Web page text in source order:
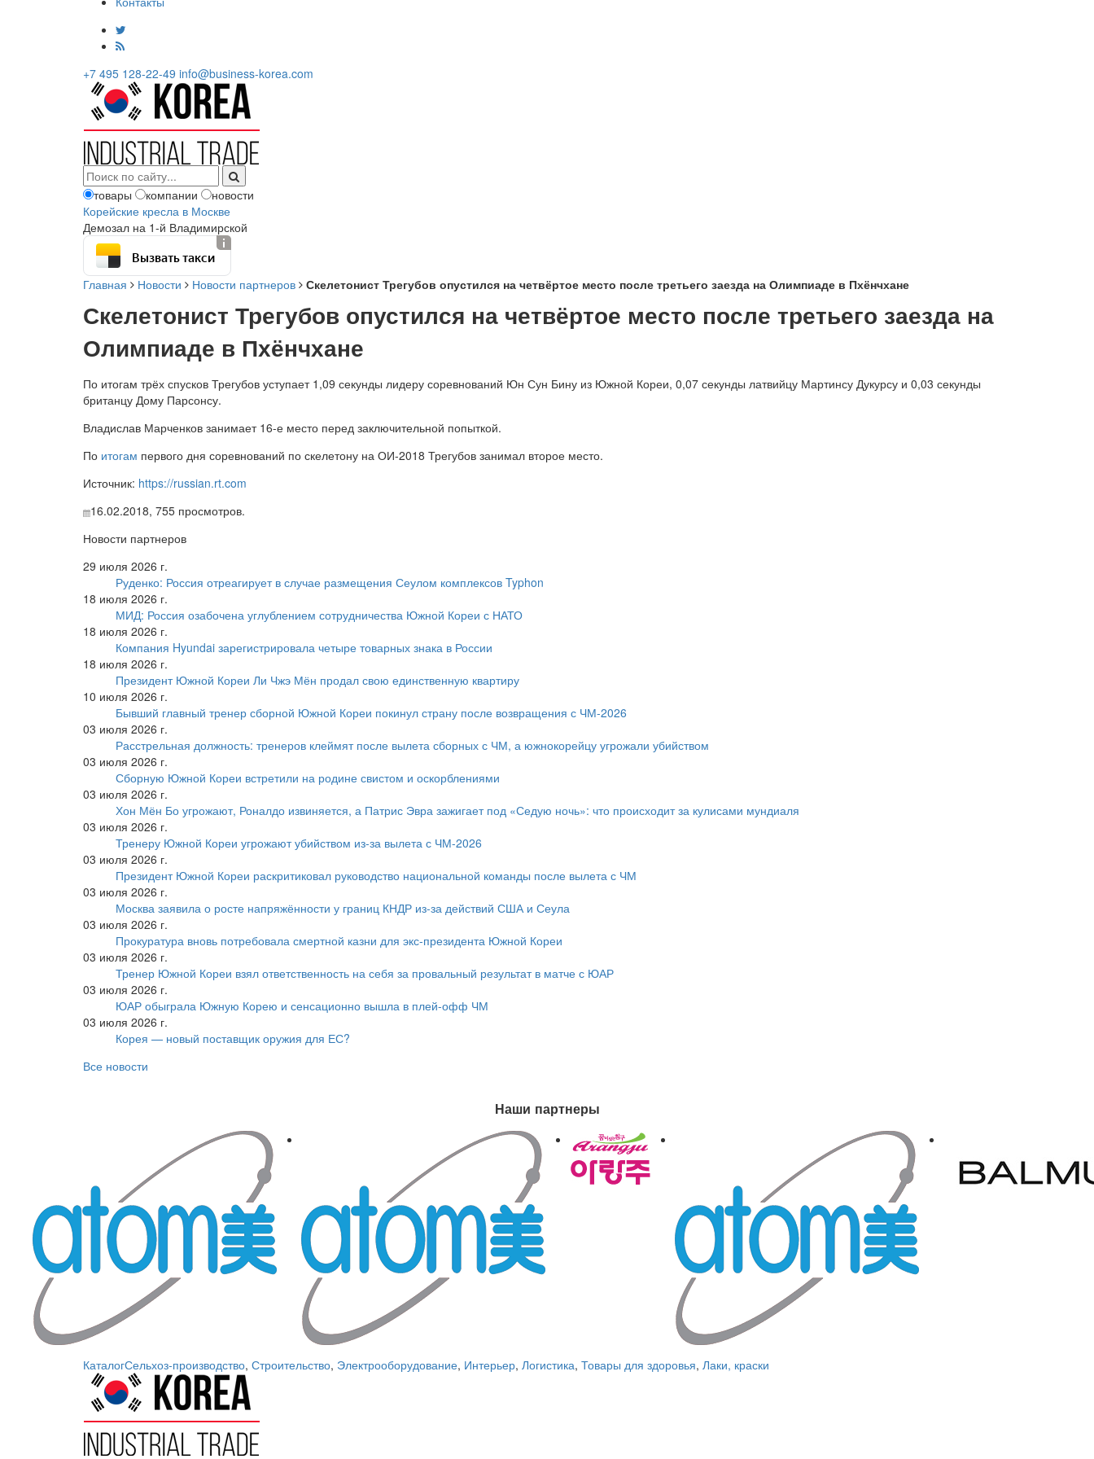
+7 495 128-22-49 info@business-korea.com
товары компании
новости
Корейские кресла в Москве
Демозал на 1-й Владимирской
Вызвать такси
Главная Новости Новости партнеров Скелетонист Трегубов опустился на четвёртое место после третьего заезда на Олимпиаде в Пхёнчхане
Скелетонист Трегубов опустился на четвёртое место после третьего заезда на
Олимпиаде в Пхёнчхане
По итогам трёх спусков Трегубов уступает 1,09 секунды лидеру соревнований Юн Сун Бину из Южной Кореи, 0,07 секунды латвийцу Мартинсу Дукурсу и 0,03 секунды
британцу Дому Парсонсу.
Владислав Марченков занимает 16-е место перед заключительной попыткой.
По итогам первого дня соревнований по скелетону на ОИ-2018 Трегубов занимал второе место.
Источник: https://russian.rt.com
16.02.2018, 755 просмотров.
Новости партнеров
29 июля 2026 г.
Руденко: Россия отреагирует в случае размещения Сеулом комплексов Typhon
18 июля 2026 г.
МИД: Россия озабочена углублением сотрудничества Южной Кореи с НАТО
18 июля 2026 г.
Компания Hyundai зарегистрировала четыре товарных знака в России
18 июля 2026 г.
Президент Южной Кореи Ли Чжэ Мён продал свою единственную квартиру
10 июля 2026 г.
Бывший главный тренер сборной Южной Кореи покинул страну после возвращения с ЧМ-2026
03 июля 2026 г.
Расстрельная должность: тренеров клеймят после вылета сборных с ЧМ, а южнокорейцу угрожали убийством
03 июля 2026 г.
Сборную Южной Кореи встретили на родине свистом и оскорблениями
03 июля 2026 г.
Хон Мён Бо угрожают, Роналдо извиняется, а Патрис Эвра зажигает под «Седую ночь»: что происходит за кулисами мундиаля
03 июля 2026 г.
Тренеру Южной Кореи угрожают убийством из-за вылета с ЧМ-2026
03 июля 2026 г.
Президент Южной Кореи раскритиковал руководство национальной команды после вылета с ЧМ
03 июля 2026 г.
Москва заявила о росте напряжённости у границ КНДР из-за действий США и Сеула
03 июля 2026 г.
Прокуратура вновь потребовала смертной казни для экс-президента Южной Кореи
03 июля 2026 г.
Тренер Южной Кореи взял ответственность на себя за провальный результат в матче с ЮАР
03 июля 2026 г.
ЮАР обыграла Южную Корею и сенсационно вышла в плей-офф ЧМ
03 июля 2026 г.
Корея — новый поставщик оружия для ЕС?
Все новости
Наши партнеры
КаталогСельхоз-производство, Строительство, Электрооборудование, Интерьер, Логистика, Товары для здоровья, Лаки, краски